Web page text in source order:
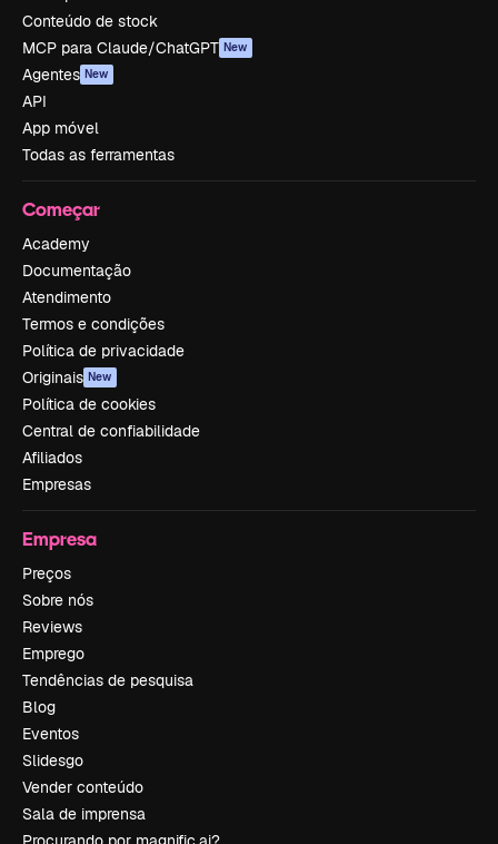
Conteúdo de stock
MCP para Claude/ChatGPT New
Agentes New
API
App móvel
Todas as ferramentas
Começar
Academy
Documentação
Atendimento
Termos e condições
Política de privacidade
Originais New
Política de cookies
Central de confiabilidade
Afiliados
Empresas
Empresa
Preços
Sobre nós
Reviews
Emprego
Tendências de pesquisa
Blog
Eventos
Slidesgo
Vender conteúdo
Sala de imprensa